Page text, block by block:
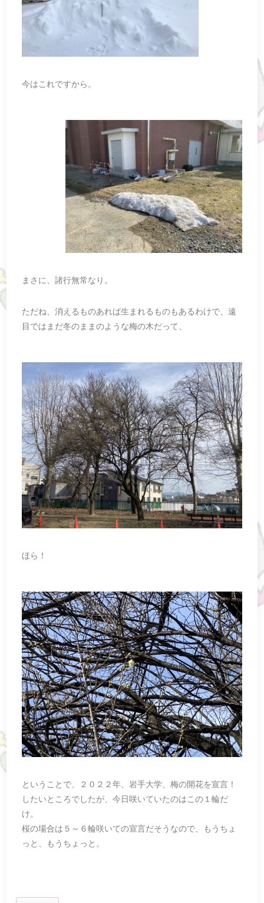
今はこれですから。
まさに、諸行無常なり。
ただね、消えるものあれば生まれるものもあるわけで、遠
目ではまだ冬のままのような梅の木だって、
ほら！
ということで、２０２２年、岩手大学、梅の開花を宣言！
したいところでしたが、今日咲いていたのはこの１輪だ
け。
桜の場合は５～６輪咲いての宣言だそうなので、もうちょ
っと、もうちょっと。